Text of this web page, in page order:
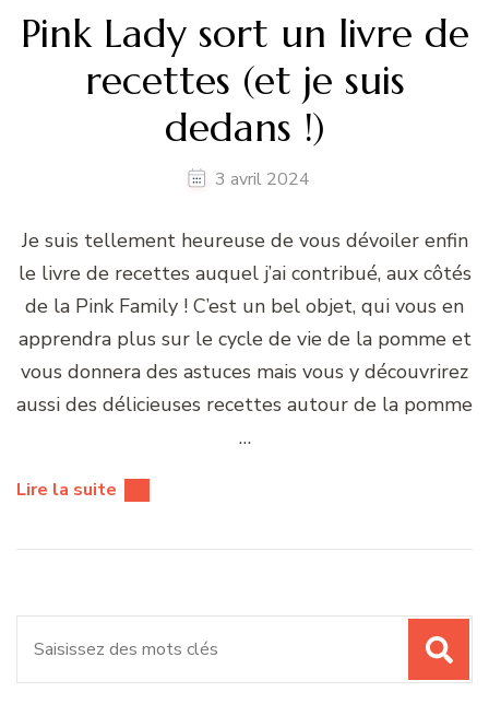
Pink Lady sort un livre de
recettes (et je suis
dedans !)
3 avril 2024
Je suis tellement heureuse de vous dévoiler enfin
le livre de recettes auquel j’ai contribué, aux côtés
de la Pink Family ! C’est un bel objet, qui vous en
apprendra plus sur le cycle de vie de la pomme et
vous donnera des astuces mais vous y découvrirez
aussi des délicieuses recettes autour de la pomme
…
Lire la suite